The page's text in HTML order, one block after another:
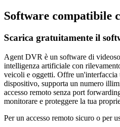
Software compatibile
Scarica gratuitamente il
Agent DVR è un software di
intelligenza artificiale con
veicoli e oggetti. Offre un'interfaccia
dispositivo, supporta un numero
accesso remoto senza port
monitorare e proteggere la tua
Per un accesso remoto sicuro o per